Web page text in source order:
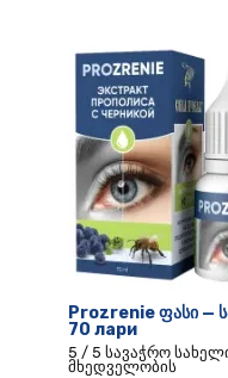
Prozrenie ფასი —
70 лари
5 / 5 სავაჭრო
მხედველობის